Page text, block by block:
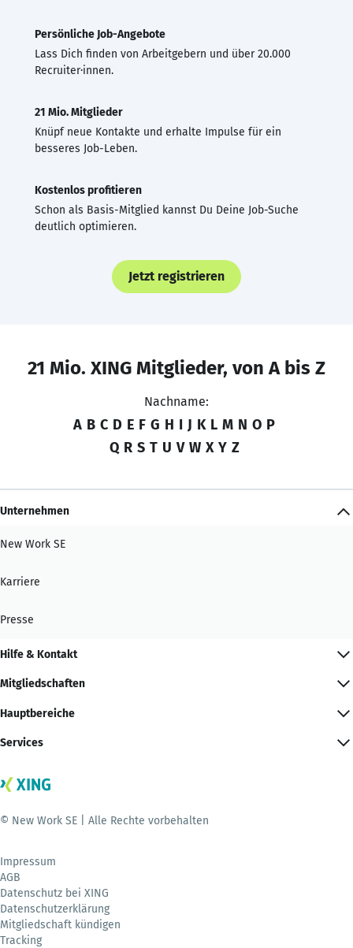
Persönliche Job-Angebote
Lass Dich finden von Arbeitgebern und über 20.000
Recruiter·innen.
21 Mio. Mitglieder
Knüpf neue Kontakte und erhalte Impulse für ein
besseres Job-Leben.
Kostenlos profitieren
Schon als Basis-Mitglied kannst Du Deine Job-Suche
deutlich optimieren.
Jetzt registrieren
21 Mio. XING Mitglieder, von A bis Z
Nachname:
A B C D E F G H I J K L M N O P
Q R S T U V W X Y Z
Unternehmen
New Work SE
Karriere
Presse
Hilfe & Kontakt
Mitgliedschaften
Hauptbereiche
Services
© New Work SE | Alle Rechte vorbehalten
Impressum
AGB
Datenschutz bei XING
Datenschutzerklärung
Mitgliedschaft kündigen
Tracking